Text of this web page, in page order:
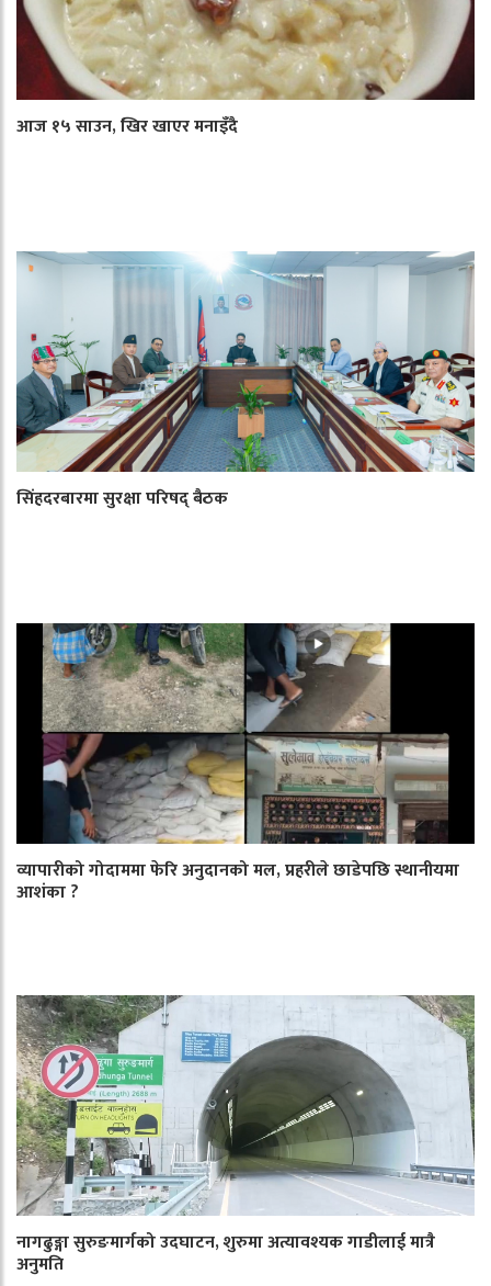
आज १५ साउन, खिर खाएर मनाइँदै
सिंहदरबारमा सुरक्षा परिषद् बैठक
व्यापारीको गोदाममा फेरि अनुदानको मल, प्रहरीले छाडेपछि स्थानीयमा
आशंका ?
नागढुङ्गा सुरुङमार्गको उदघाटन, शुरुमा अत्यावश्यक गाडीलाई मात्रै
अनुमति